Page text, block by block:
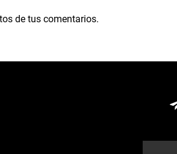
de tus comentarios.